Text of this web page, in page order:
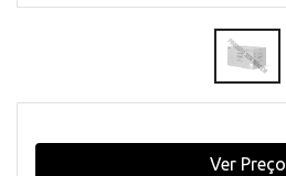
Ver Preço